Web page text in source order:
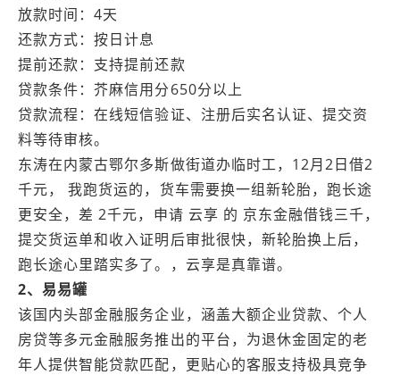
放款时间：4天
还款方式：按日计息
提前还款：支持提前还款
贷款条件：芥麻信用分650分以上
贷款流程：在线短信验证、注册后实名认证、提交资
料等待审核。
东涛在内蒙古鄂尔多斯做街道办临时工，12月2日借2
千元， 我跑货运的，货车需要换一组新轮胎，跑长途
更安全，差 2千元，申请 云享 的 京东金融借钱三千，
提交货运单和收入证明后审批很快，新轮胎换上后，
跑长途心里踏实多了。，云享是真靠谱。
2、易易罐
该国内头部金融服务企业，涵盖大额企业贷款、个人
房贷等多元金融服务推出的平台，为退休金固定的老
年人提供智能贷款匹配，更贴心的客服支持极具竞争